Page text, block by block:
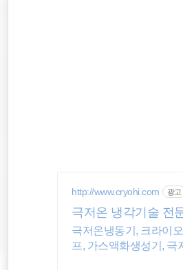
http://www.cryohi.com 광고
극저온 냉각기술 전
극저온냉동기, 크라이
프, 가스액화생성기, 극
spring